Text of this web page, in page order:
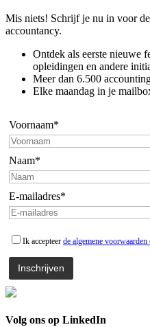
Mis niets! Schrijf je nu in voor
accountancy.
Ontdek als eerste nieuwe
opleidingen en andere
Meer dan 6.500
Elke maandag in je
Voornaam*
Naam*
E-mailadres*
Ik accepteer de algemene
Volg ons op LinkedIn